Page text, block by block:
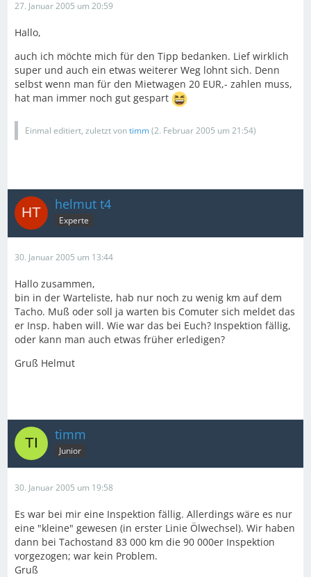
27. Januar 2005 um 20:59
Hallo,
auch ich möchte mich für den Tipp bedanken. Lief wirklich
super und auch ein etwas weiterer Weg lohnt sich. Denn
selbst wenn man für den Mietwagen 20 EUR,- zahlen muss,
hat man immer noch gut gespart
Einmal editiert, zuletzt vontimm(2. Februar 2005 um 21:54)
helmut t4
Experte
30. Januar 2005 um 13:44
Hallo zusammen,
bin in der Warteliste, hab nur noch zu wenig km auf dem
Tacho. Muß oder soll ja warten bis Comuter sich meldet das
er Insp. haben will. Wie war das bei Euch? Inspektion fällig,
oder kann man auch etwas früher erledigen?
Gruß Helmut
timm
Junior
30. Januar 2005 um 19:58
Es war bei mir eine Inspektion fällig. Allerdings wäre es nur
eine "kleine" gewesen (in erster Linie Ölwechsel). Wir haben
dann bei Tachostand 83 000 km die 90 000er Inspektion
vorgezogen; war kein Problem.
Gruß